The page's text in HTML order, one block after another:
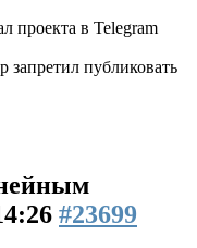
проекта в Telegram
запретил публиковать
#23699